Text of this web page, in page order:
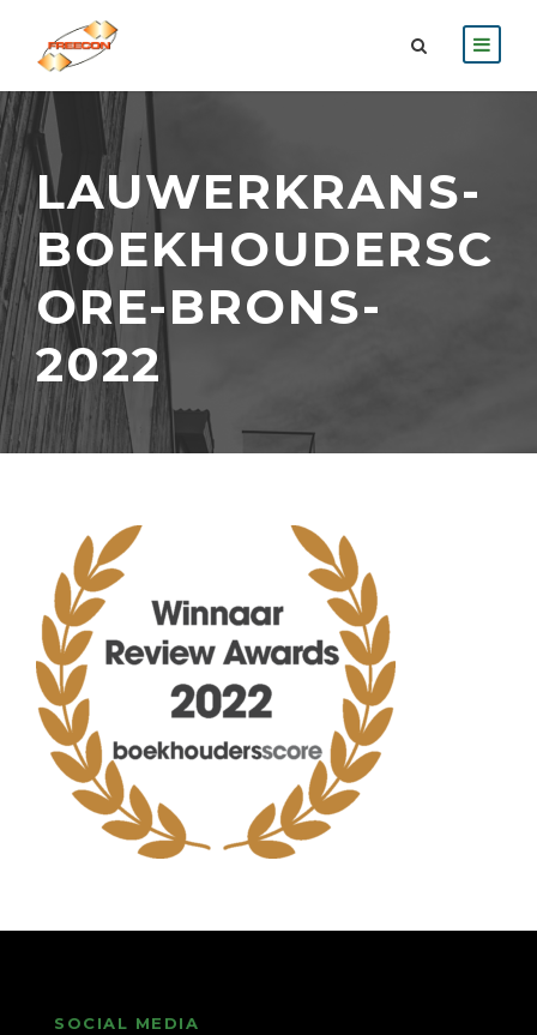
LAUWERKRANS-
BOEKHOUDERSC
ORE-BRONS-
2022
SOCIAL MEDIA